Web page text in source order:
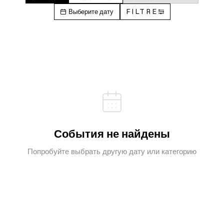
Выберите дату FILTRE
События не найдены
Попробуйте выбрать другую дату или категорию